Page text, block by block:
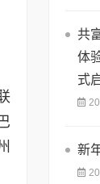
共
体
式
新